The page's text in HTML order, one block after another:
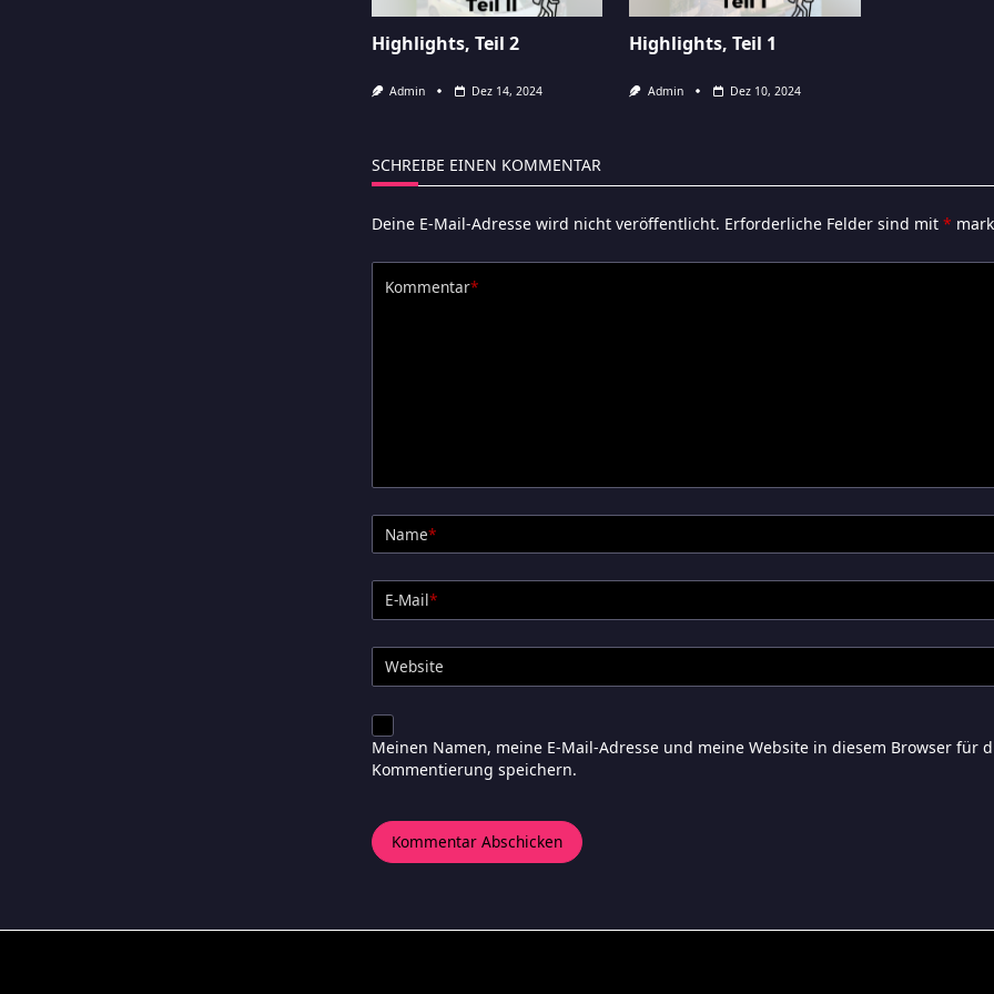
Highlights, Teil 2
Admin Dez 14, 2024
Highlights, Teil 1
Admin Dez 10, 2024
SCHREIBE EINEN KOMMENTAR
Deine E-Mail-Adresse wird nicht veröffentlicht. Erforderliche Felder sind mit *
Kommentar*
Name*
E-Mail*
Website
Meinen Namen, meine E-Mail-Adresse und meine Website in diesem Browser für
Kommentierung speichern.